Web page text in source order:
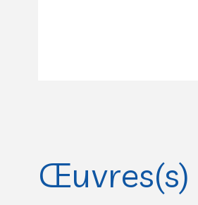
Œuvres(s)